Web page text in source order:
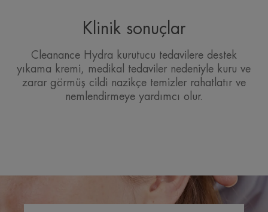
Klinik sonuçlar
Cleanance Hydra kurutucu tedavilere destek
yıkama kremi, medikal tedaviler nedeniyle kuru ve
zarar görmüş cildi nazikçe temizler rahatlatır ve
nemlendirmeye yardımcı olur.